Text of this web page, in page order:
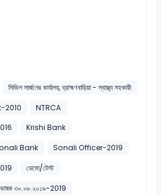
সিভিল সার্জনের কার্যালয়, ব্রাহ্মণবাড়িয়া - স্বাস্থ্য সহকারী
2010
NTRCA
Krishi Bank
Bank
Sonali Officer-2019
ডেমো/টেস্ট
৩০.০৮.২০১৯-2019